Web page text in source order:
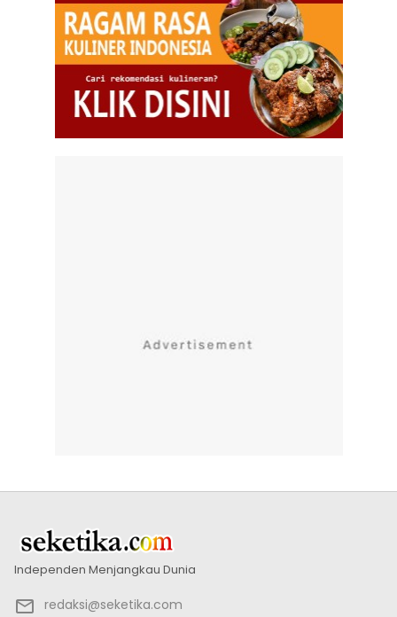
Independen Menjangkau Dunia
redaksi@seketika.com